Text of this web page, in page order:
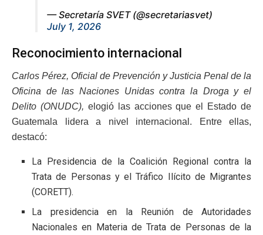
— Secretaría SVET (@secretariasvet)
July 1, 2026
Reconocimiento internacional
Carlos Pérez, Oficial de Prevención y Justicia Penal de la
Oficina de las Naciones Unidas contra la Droga y el
Delito (ONUDC), elogió las acciones que el Estado de
Guatemala lidera a nivel internacional. Entre ellas,
destacó:
La Presidencia de la Coalición Regional contra la
Trata de Personas y el Tráfico Ilícito de Migrantes
(CORETT).
La presidencia en la Reunión de Autoridades
Nacionales en Materia de Trata de Personas de la